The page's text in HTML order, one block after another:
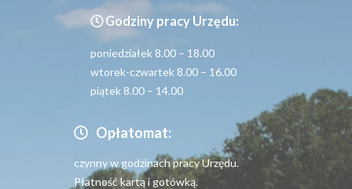
Godziny pracy Urzędu:
poniedziałek 8.00 – 18.00
wtorek-czwartek 8.00 – 16.00
piątek 8.00 – 14.00
Opłatomat:
czynny w godzinach pracy Urzędu.
Płatność kartą i gotówką.